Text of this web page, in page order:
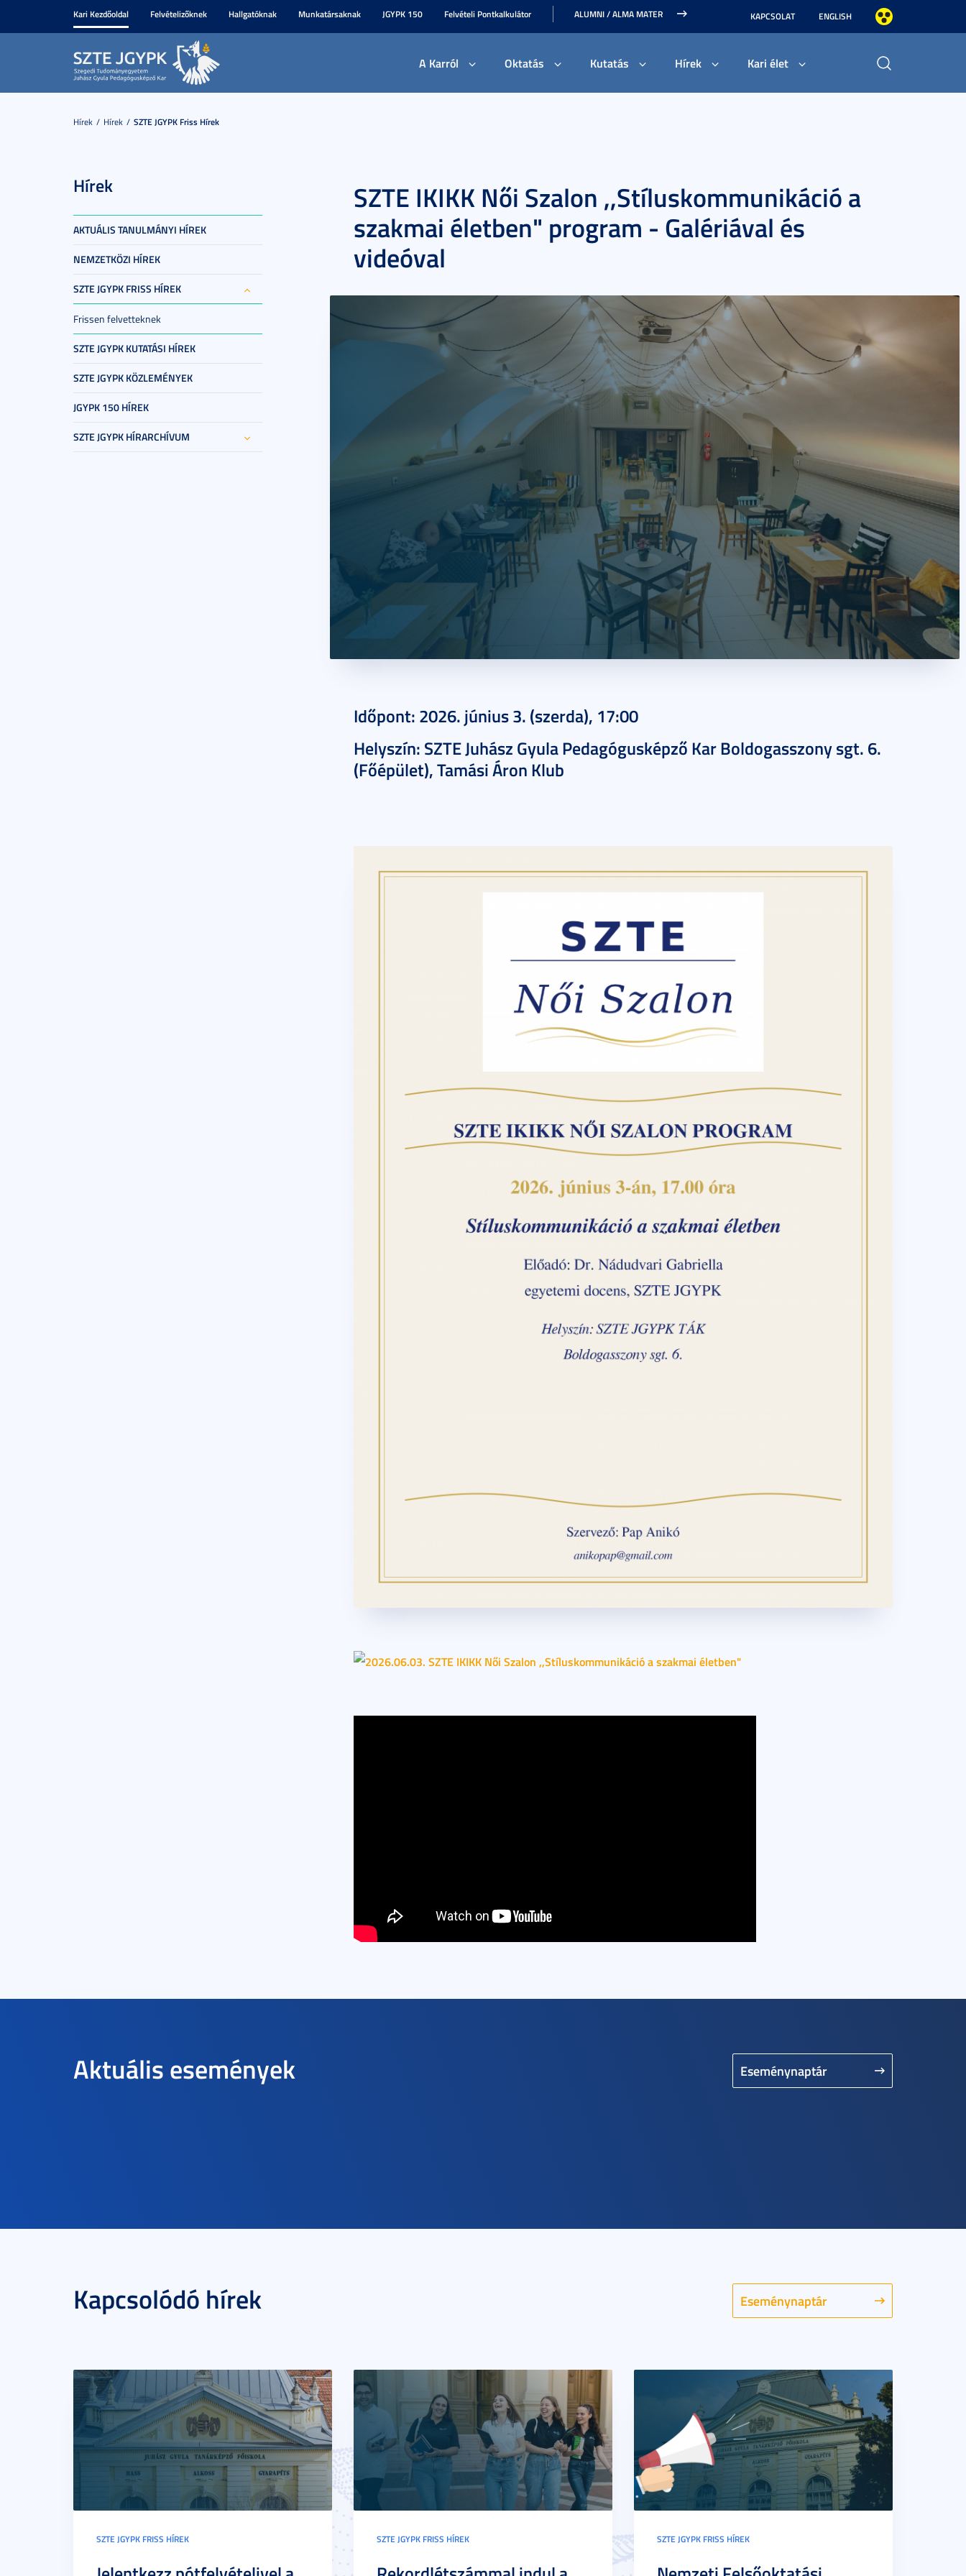
Kari Kezdőoldal Felvételizőknek Hallgatóknak Munkatársaknak JGYPK 150 Felvételi Pontkalkulátor ALUMNI / ALMA MATER KAPCSOLAT ENGLISH
A Karról Oktatás Kutatás Hírek Kari élet
Hírek Hírek SZTE JGYPK Friss Hírek
Hírek
AKTUÁLIS TANULMÁNYI HÍREK
NEMZETKÖZI HÍREK
SZTE JGYPK FRISS HÍREK
Frissen felvetteknek
SZTE JGYPK KUTATÁSI HÍREK
SZTE JGYPK KÖZLEMÉNYEK
JGYPK 150 HÍREK
SZTE JGYPK HÍRARCHÍVUM
SZTE IKIKK Női Szalon ,,Stíluskommunikáció a
szakmai életben" program - Galériával és
videóval
Időpont: 2026. június 3. (szerda), 17:00
Helyszín: SZTE Juhász Gyula Pedagógusképző Kar Boldogasszony sgt. 6.
(Főépület), Tamási Áron Klub
Aktuális események Eseménynaptár
Kapcsolódó hírek Eseménynaptár
SZTE JGYPK FRISS HÍREK SZTE JGYPK FRISS HÍREK SZTE JGYPK FRISS HÍREK